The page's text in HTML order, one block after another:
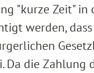
"kurze Zeit" in
werden,
Da die Zahlung